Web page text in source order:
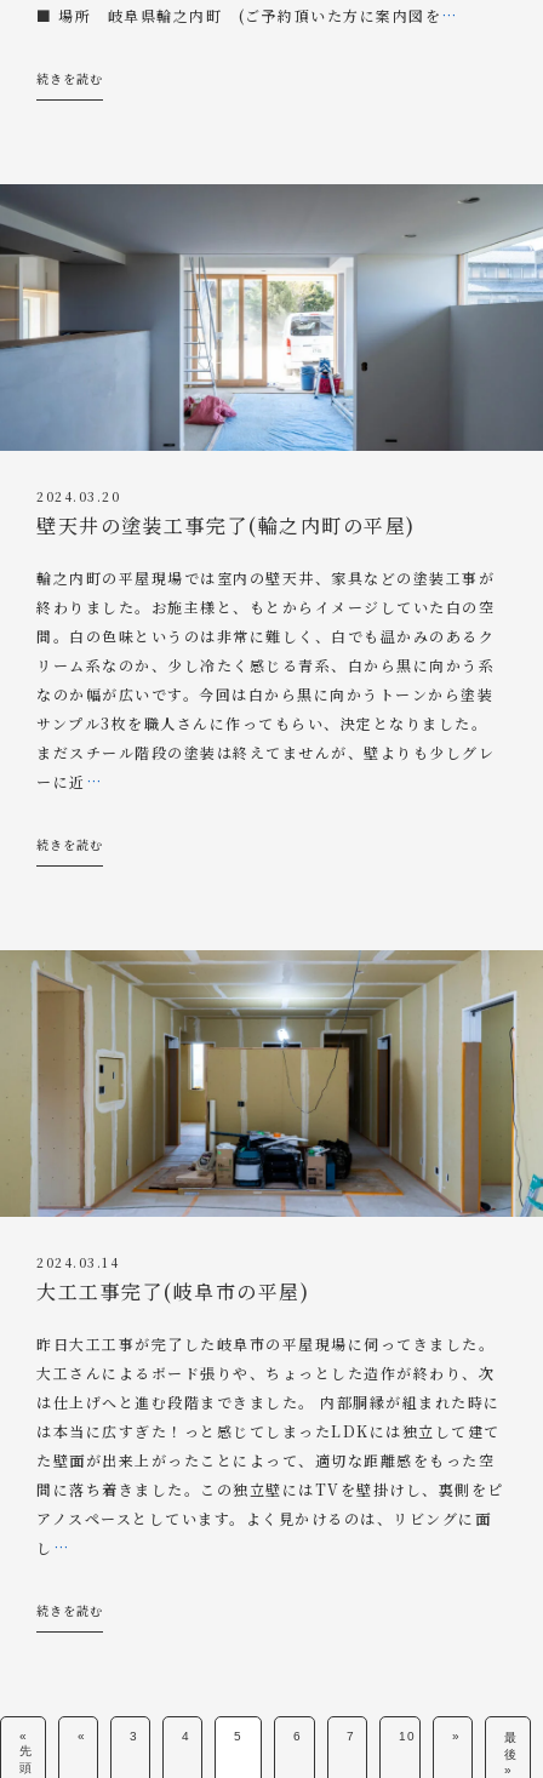
■ 場所 岐阜県輪之内町 (ご予約頂いた方に案内図を…
続きを読む
2024.03.20
壁天井の塗装工事完了(輪之内町の平屋)
輪之内町の平屋現場では室内の壁天井、家具などの塗装工事が
終わりました。お施主様と、もとからイメージしていた白の空
間。白の色味というのは非常に難しく、白でも温かみのあるク
リーム系なのか、少し冷たく感じる青系、白から黒に向かう系
なのか幅が広いです。今回は白から黒に向かうトーンから塗装
サンプル3枚を職人さんに作ってもらい、決定となりました。
まだスチール階段の塗装は終えてませんが、壁よりも少しグレ
ーに近 …
続きを読む
2024.03.14
大工工事完了(岐阜市の平屋)
昨日大工工事が完了した岐阜市の平屋現場に伺ってきました。
大工さんによるボード張りや、ちょっとした造作が終わり、次
は仕上げへと進む段階まできました。 内部胴縁が組まれた時に
は本当に広すぎた！っと感じてしまったLDKには独立して建て
た壁面が出来上がったことによって、適切な距離感をもった空
間に落ち着きました。この独立壁にはTVを壁掛けし、裏側をピ
アノスペースとしています。よく見かけるのは、リビングに面
し …
続きを読む
«
先
頭
« 3 4 5 6 7 10 »
最
後
»